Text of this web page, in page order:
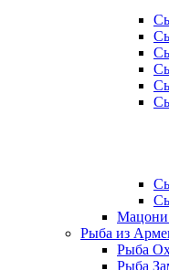
Рыба из
Рыба
Рыба